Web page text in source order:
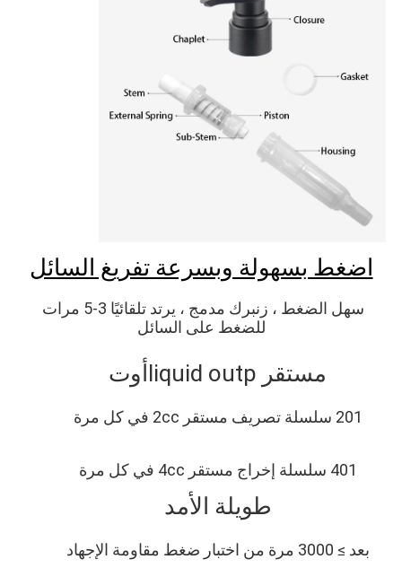
اضغط بسهولة وبسرعة تفريغ السائل
للضغط على السائل
مستقر liq uid outp أوت
201 سلسلة تصريف مستقر 2cc في كل مرة
401 سلسلة إخراج مستقر 4cc في كل مرة
طويلة الأمد
بعد ≥ 3000 مرة من اختبار ضغط مقاومة الإجهاد